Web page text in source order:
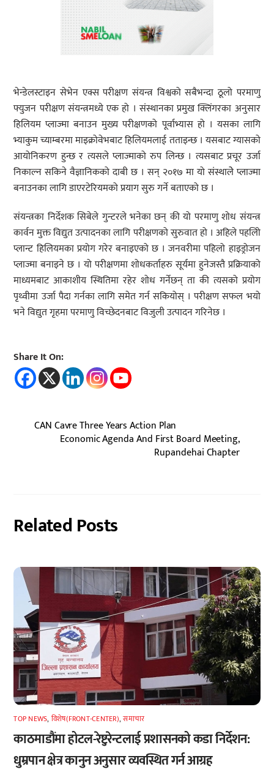
भेन्डेलस्टाइन सेभेन एक्स परीक्षण संयन्त्र विश्वको सबैभन्दा ठूलो परमाणु
फ्युजन परीक्षण संयन्त्रमध्ये एक हो । संस्थानका प्रमुख क्लिंगरका अनुसार
हिलियम प्लाज्मा बनाउन मुख्य परीक्षणको पूर्वाभ्यास हो । यसका लागि
भ्याकुम च्याम्बरमा माइक्रोवेभबाट हिलियमलाई तताइन्छ । यसबाट ग्यासको
आयोनिकरण हुन्छ र त्यसले प्लाज्माको रुप लिन्छ । त्यसबाट प्रचूर उर्जा
निकाल्न सकिने वैज्ञानिकको दाबी छ । सन् २०१७ मा यो संस्थालेे प्लाज्मा
बनाउनका लागि डाएरटेरियमको प्रयाग सुरु गर्ने बताएको छ ।
संयन्त्रका निर्देशक सिबेले गुन्टरले भनेका छन् की यो परमाणु शोध संयन्त्र
कार्वन मुक्त विद्युत उत्पादनका लागि परीक्षणको सुरुवात हो । अहिले पहलिो
प्लान्ट हिलियमका प्रयोग गरेर बनाइएको छ । जनवरीमा पहिलो हाइड्रोजन
प्लाज्मा बनाइने छ । यो परीक्षणमा शोधकर्ताहरु सूर्यमा हुनेजस्तै प्रक्रियाको
माध्यमबाट आकाशीय स्थितिमा रहेर शोध गर्नेछन् ता की त्यसको प्रयोग
पृथ्वीमा उर्जा पैदा गर्नका लागि समेत गर्न सकियोस् । परीक्षण सफल भयो
भने विद्युत गृहमा परमाणु विच्छेदनबाट विजुली उत्पादन गरिनेछ ।
Share It On:
CAN Cavre Three Years Action Plan
Economic Agenda And First Board Meeting,
Rupandehai Chapter
Related Posts
TOP NEWS, विशेष(FRONT-CENTER),समाचार
काठमाडौंमा होटल-रेष्टुरेन्टलाई प्रशासनको कडा निर्देशन:
धुम्रपान क्षेत्र कानुन अनुसार व्यवस्थित गर्न आग्रह